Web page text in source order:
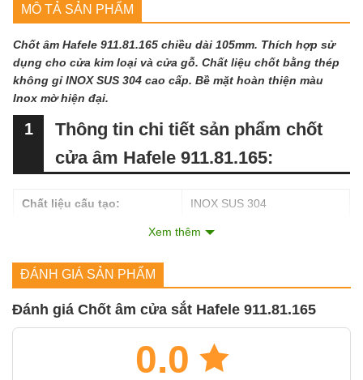
MÔ TẢ SẢN PHẨM
Chốt âm Hafele 911.81.165 chiều dài 105mm. Thích hợp sử
dụng cho cửa kim loại và cửa gỗ. Chất liệu chốt bằng thép
không gỉ INOX SUS 304 cao cấp. Bề mặt hoàn thiện màu
Inox mờ hiện đại.
Thông tin chi tiết sản phẩm chốt
cửa âm Hafele 911.81.165:
1
Chất liệu cấu tạo: INOX SUS 304
Màu Inox mờ (Satin Stainless
Kích thước mặt chốt (Dài x
172 x 25 x 23 mm
Chiều dài thanh chốt (Size
Cửa sắt và Cửa gỗ
Xem thêm
ĐÁNH GIÁ SẢN PHẨM
Đánh giá Chốt âm cửa sắt Hafele 911.81.165
0.0